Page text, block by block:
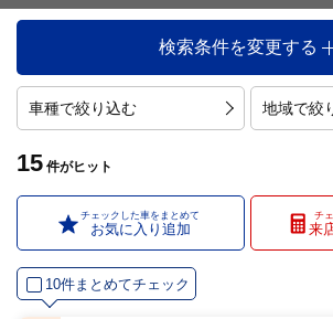
検索条件を変更する
車種で絞り込む 地域で絞
15 件がヒット
チェックした車をまとめて
お気に入り追加
チ
来
10件まとめてチェック